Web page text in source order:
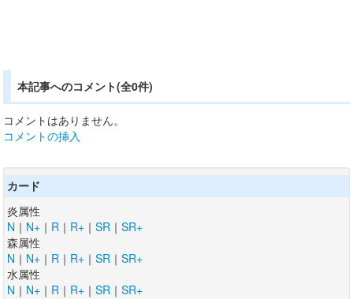
本記事へのコメント(全0件)
コメントはありません。
コメントの挿入
カード
炎属性
N ｜ N+ ｜ R ｜ R+ ｜ SR ｜ SR+
森属性
N ｜ N+ ｜ R ｜ R+ ｜ SR ｜ SR+
水属性
N ｜ N+ ｜ R ｜ R+ ｜ SR ｜ SR+